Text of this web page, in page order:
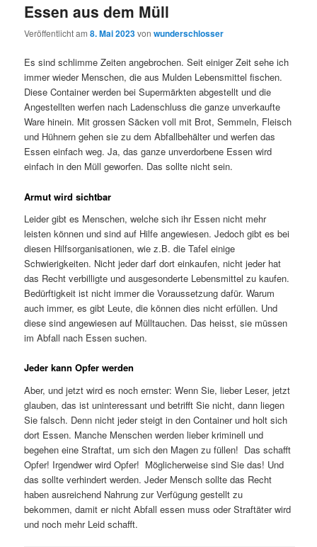
Essen aus dem Müll
Veröffentlicht am8. Mai 2023vonwunderschlosser
Es sind schlimme Zeiten angebrochen. Seit einiger Zeit sehe ich
immer wieder Menschen, die aus Mulden Lebensmittel fischen.
Diese Container werden bei Supermärkten abgestellt und die
Angestellten werfen nach Ladenschluss die ganze unverkaufte
Ware hinein. Mit grossen Säcken voll mit Brot, Semmeln, Fleisch
und Hühnern gehen sie zu dem Abfallbehälter und werfen das
Essen einfach weg. Ja, das ganze unverdorbene Essen wird
einfach in den Müll geworfen. Das sollte nicht sein.
Armut wird sichtbar
Leider gibt es Menschen, welche sich ihr Essen nicht mehr
leisten können und sind auf Hilfe angewiesen. Jedoch gibt es bei
diesen Hilfsorganisationen, wie z.B. die Tafel einige
Schwierigkeiten. Nicht jeder darf dort einkaufen, nicht jeder hat
das Recht verbilligte und ausgesonderte Lebensmittel zu kaufen.
Bedürftigkeit ist nicht immer die Voraussetzung dafür. Warum
auch immer, es gibt Leute, die können dies nicht erfüllen. Und
diese sind angewiesen auf Mülltauchen. Das heisst, sie müssen
im Abfall nach Essen suchen.
Jeder kann Opfer werden
Aber, und jetzt wird es noch ernster: Wenn Sie, lieber Leser, jetzt
glauben, das ist uninteressant und betrifft Sie nicht, dann liegen
Sie falsch. Denn nicht jeder steigt in den Container und holt sich
dort Essen. Manche Menschen werden lieber kriminell und
begehen eine Straftat, um sich den Magen zu füllen! Das schafft
Opfer! Irgendwer wird Opfer! Möglicherweise sind Sie das! Und
das sollte verhindert werden. Jeder Mensch sollte das Recht
haben ausreichend Nahrung zur Verfügung gestellt zu
bekommen, damit er nicht Abfall essen muss oder Straftäter wird
und noch mehr Leid schafft.